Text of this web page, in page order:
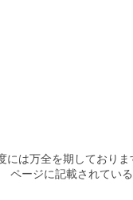
には万全を期しており
ページに記載されてい